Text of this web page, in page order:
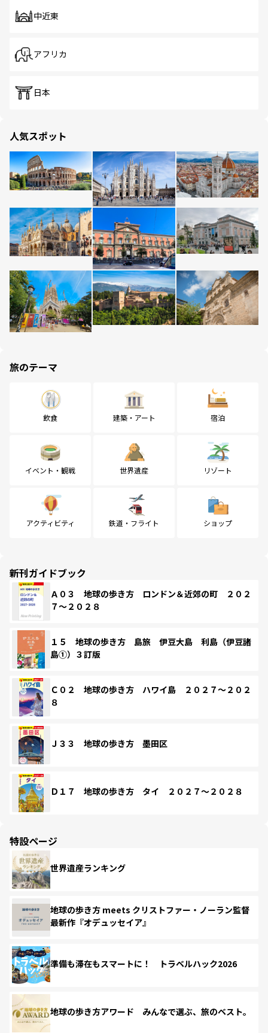
中近東
アフリカ
日本
人気スポット
旅のテーマ
飲食 建築・アート 宿泊
イベント・観戦 世界遺産 リゾート
アクティビティ 鉄道・フライト ショップ
新刊ガイドブック
Ａ０３ 地球の歩き方 ロンドン＆近郊の町 ２０２
７～２０２８
１５ 地球の歩き方 島旅 伊豆大島 利島（伊豆諸
島①）３訂版
Ｃ０２ 地球の歩き方 ハワイ島 ２０２７～２０２
８
Ｊ３３ 地球の歩き方 墨田区
Ｄ１７ 地球の歩き方 タイ ２０２７～２０２８
特設ページ
世界遺産ランキング
地球の歩き方 meets クリストファー・ノーラン監督
最新作『オデュッセイア』
準備も滞在もスマートに！ トラベルハック2026
地球の歩き方アワード みんなで選ぶ、旅のベスト。